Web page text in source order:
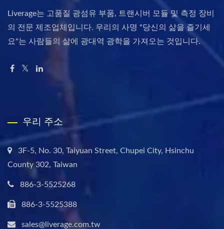
Liverage는 고품질 광섬유 부품, 트랜시버 모듈 및 측정 장비
의 전문 제조업체입니다. 우리의 사명 "당신의 삶을 즐기세
요"는 사람들의 삶에 광대역 광학을 가져오는 것입니다.
우리 주소
3F-5, No. 30, Taiyuan Street, Chupei City, Hsinchu
County 302, Taiwan
886-3-5525268
886-3-5525388
sales@liverage.com.tw